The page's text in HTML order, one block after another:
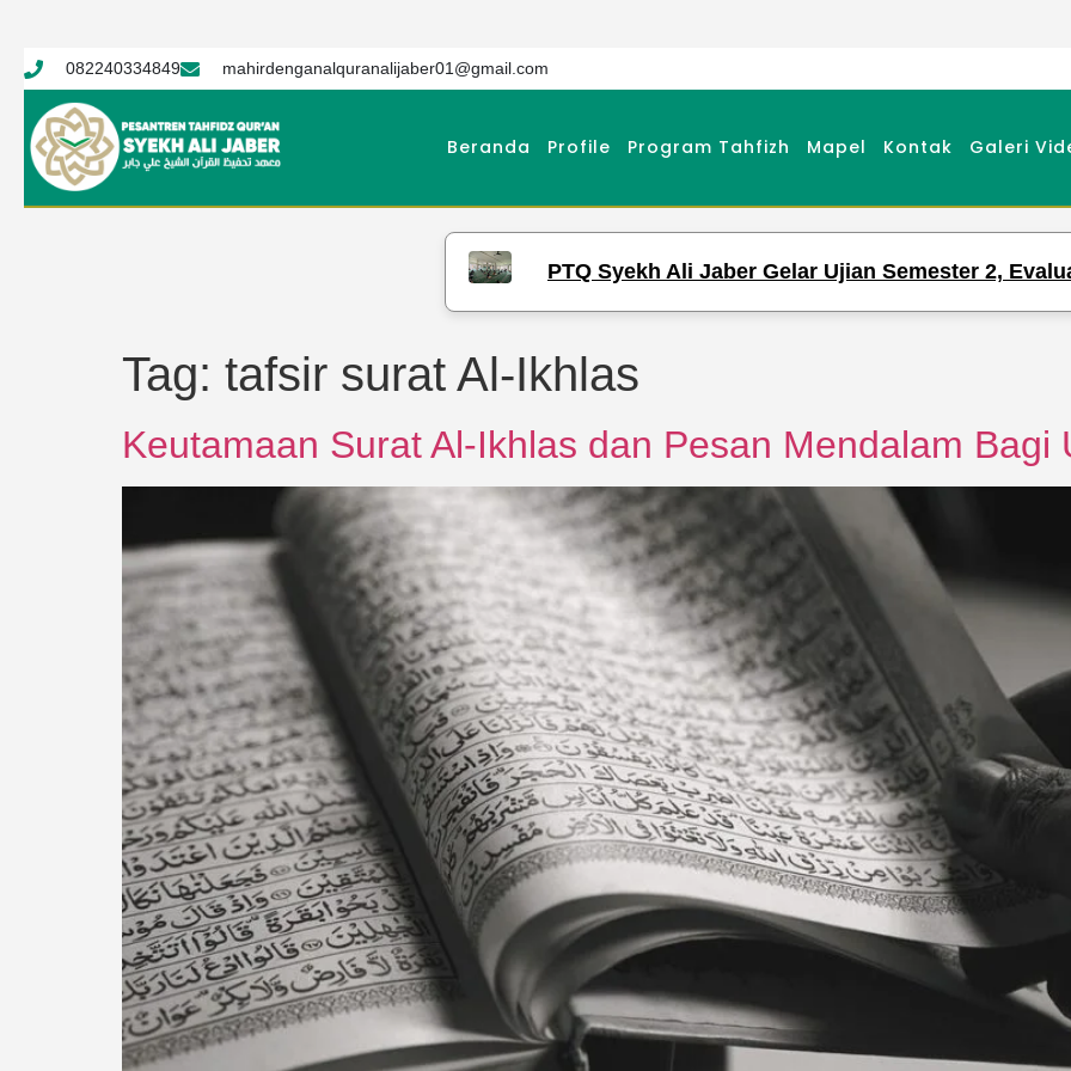
082240334849 mahirdenganalquranalijaber01@gmail.com
Beranda Profile Program Tahfizh Mapel Kontak Galeri
PTQ Syekh Ali Jaber Gelar Ujian Semester 2, Evaluasi
Tag: tafsir surat Al-Ikhlas
Keutamaan Surat Al-Ikhlas dan Pesan Mendalam Bagi